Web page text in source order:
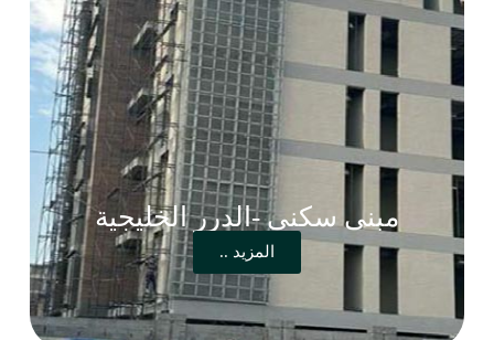
مبنى سكني -الدرر الخليجية
المزيد ..